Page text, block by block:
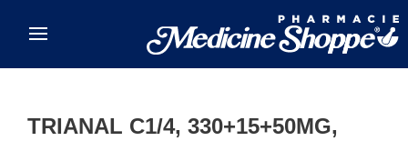
TRIANAL C1/4, 330+15+50MG,